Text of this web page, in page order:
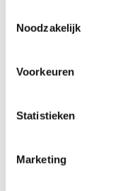
Noodzakelijk
Voorkeuren
Statistieken
Marketing
organisaties
De beste